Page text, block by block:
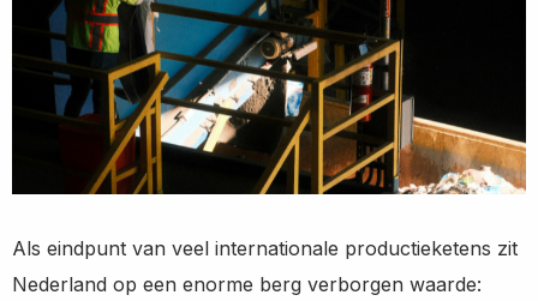
Als eindpunt van veel internationale productieketens zit
Nederland op een enorme berg verborgen waarde: